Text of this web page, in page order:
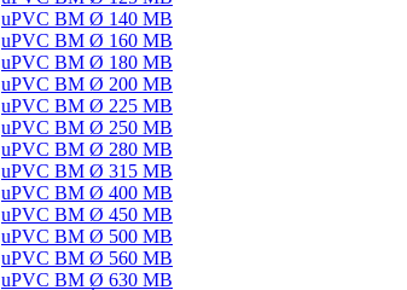
uPVC BM Ø 140 MB
uPVC BM Ø 160 MB
uPVC BM Ø 180 MB
uPVC BM Ø 200 MB
uPVC BM Ø 225 MB
uPVC BM Ø 250 MB
uPVC BM Ø 280 MB
uPVC BM Ø 315 MB
uPVC BM Ø 400 MB
uPVC BM Ø 450 MB
uPVC BM Ø 500 MB
uPVC BM Ø 560 MB
uPVC BM Ø 630 MB